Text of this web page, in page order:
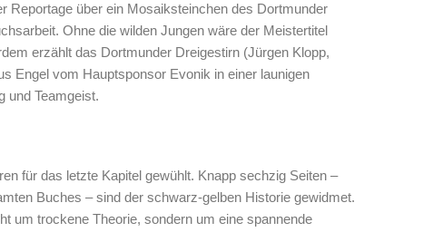
Reportage über ein Mosaiksteinchen des Dortmunder
Ohne die wilden Jungen wäre der Meistertitel
erzählt das Dortmunder Dreigestirn (Jürgen Klopp,
Engel vom Hauptsponsor Evonik in einer launigen
und Teamgeist.
für das letzte Kapitel gewühlt. Knapp sechzig Seiten –
Buches – sind der schwarz-gelben Historie gewidmet.
um trockene Theorie, sondern um eine spannende